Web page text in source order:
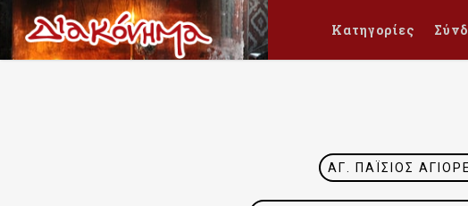
Κατηγορίες
ΆΓ. ΠΑΪ́ΣΙΟΣ